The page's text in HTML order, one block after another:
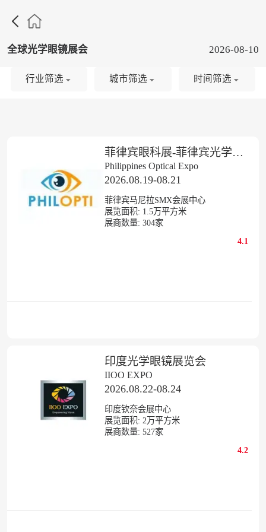

全球光学眼镜展会 2026-08-10
菲律宾眼科展-菲律宾光学博览会
Philippines Optical Expo
2026.08.19-08.21
菲律宾马尼拉SMX会展中心
展览面积: 1.5万平方米
展商数量: 304家
4.1
印度光学眼镜展览会
IIOO EXPO
2026.08.22-08.24
印度钦奈会展中心
展览面积: 2 万平方米
展商数量: 527家
4.2
行业筛选 城市筛选 时间筛选